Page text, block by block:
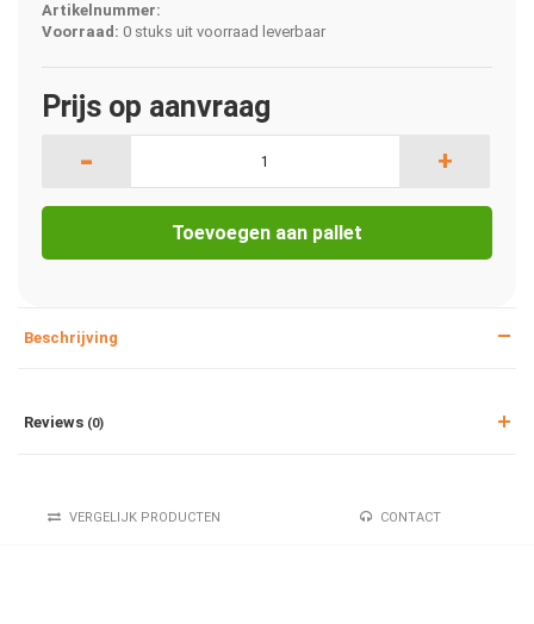
Artikelnummer:
Voorraad: 0 stuks uit voorraad leverbaar
Prijs op aanvraag
- +
Toevoegen aan pallet
Beschrijving
Reviews (0)
VERGELIJK PRODUCTEN CONTACT